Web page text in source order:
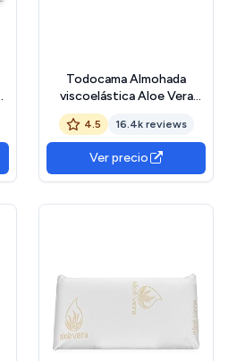
Todocama Almohada
viscoelástica Aloe Vera
(Pack de 2 Unidades - 70
cm)
4.5 16.4k reviews
Ver precio